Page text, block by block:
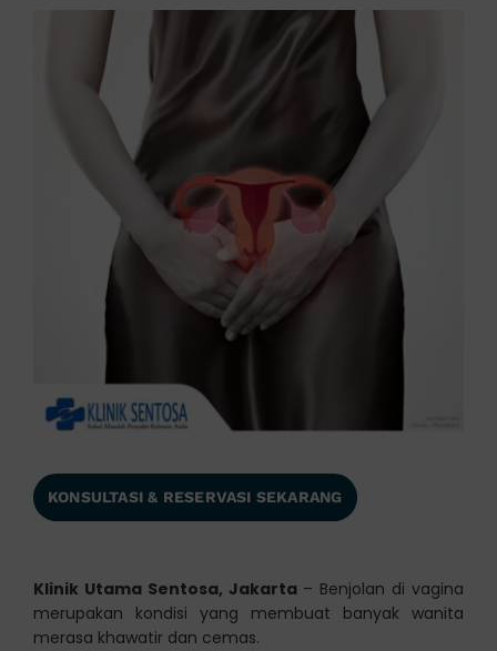
KONSULTASI & RESERVASI SEKARANG
Klinik Utama Sentosa, Jakarta– Benjolan di vagina
merupakan kondisi yang membuat banyak wanita
merasa khawatir dan cemas.